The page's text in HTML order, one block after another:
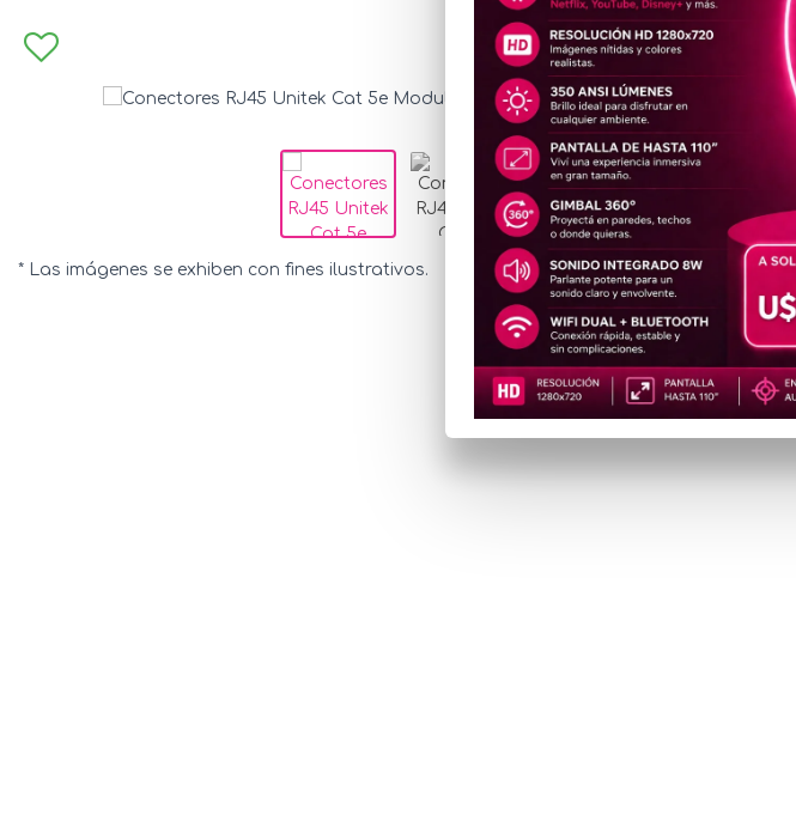
* Las imágenes se exhiben con fines ilustrativos.